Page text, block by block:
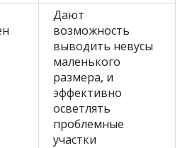
Дают
возможность
выводить невусы
маленького
размера, и
эффективно
осветлять
проблемные
участки